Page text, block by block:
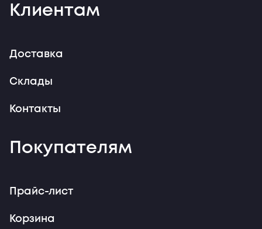
Клиентам
Доставка
Склады
Контакты
Покупателям
Прайс-лист
Корзина